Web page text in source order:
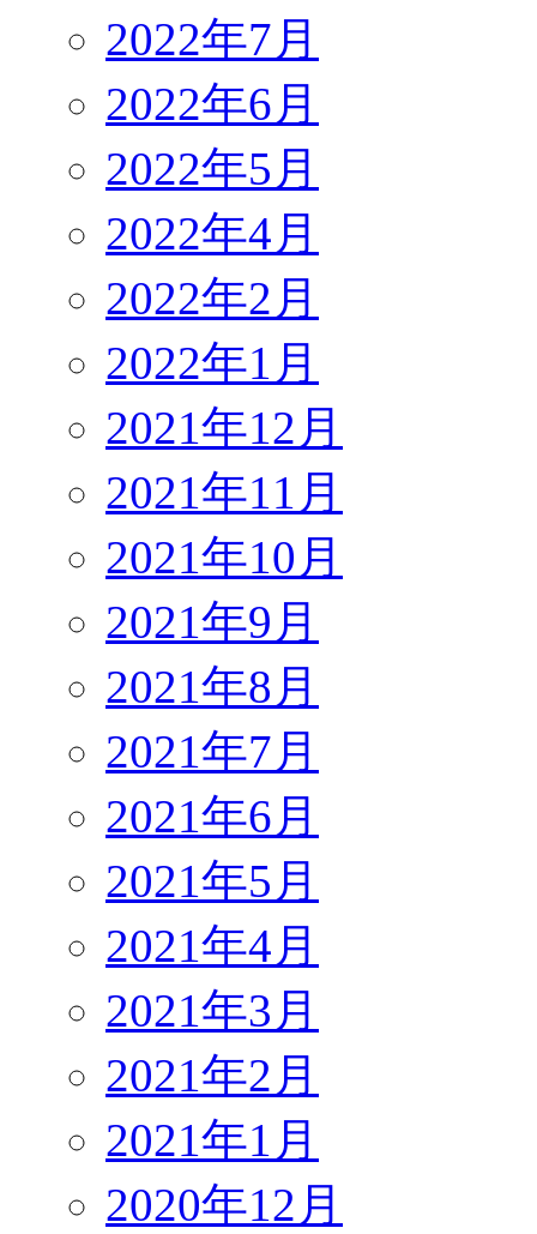
2022年7月
2022年6月
2022年5月
2022年4月
2022年2月
2022年1月
2021年12月
2021年11月
2021年10月
2021年9月
2021年8月
2021年7月
2021年6月
2021年5月
2021年4月
2021年3月
2021年2月
2021年1月
2020年12月